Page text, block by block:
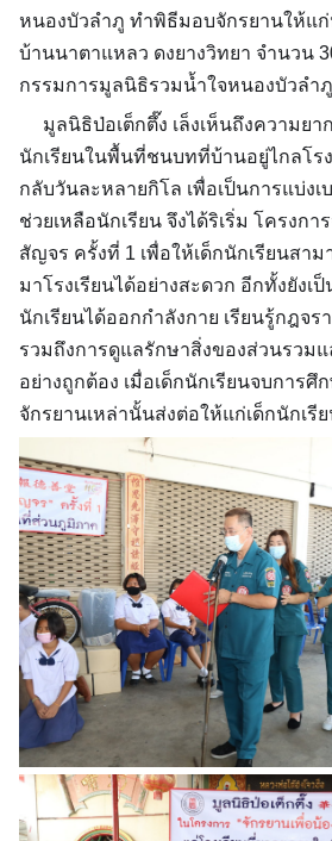
หนองบัวลำภู ทำพิธีมอบจักรยานให้แก่
บ้านนาตาแหลว ดงยางวิทยา จำนวน
กรรมการมูลนิธิรวมน้ำใจหนองบัวลำ
มูลนิธิป่อเต็กตึ๊ง เล็งเห็นถึงความยา
นักเรียนในพื้นที่ชนบทที่บ้านอยู่ไกลโรง
กลับวันละหลายกิโล เพื่อเป็นการแบ่งเ
ช่วยเหลือนักเรียน จึงได้ริเริ่ม โครงกา
สัญจร ครั้งที่ 1 เพื่อให้เด็กนักเรียนสา
มาโรงเรียนได้อย่างสะดวก อีกทั้งยังเป็
นักเรียนได้ออกกำลังกาย เรียนรู้กฎจร
รวมถึงการดูแลรักษาสิ่งของส่วนรวม
อย่างถูกต้อง เมื่อเด็กนักเรียนจบการศึ
จักรยานเหล่านั้นส่งต่อให้แก่เด็กนักเรี